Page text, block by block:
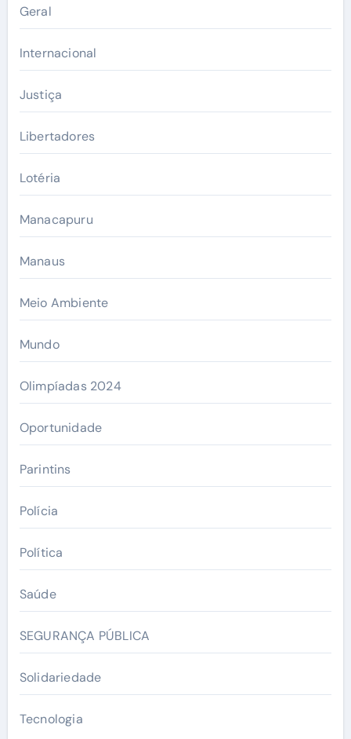
Geral
Internacional
Justiça
Libertadores
Lotéria
Manacapuru
Manaus
Meio Ambiente
Mundo
Olimpíadas 2024
Oportunidade
Parintins
Polícia
Política
Saúde
SEGURANÇA PÚBLICA
Solidariedade
Tecnologia